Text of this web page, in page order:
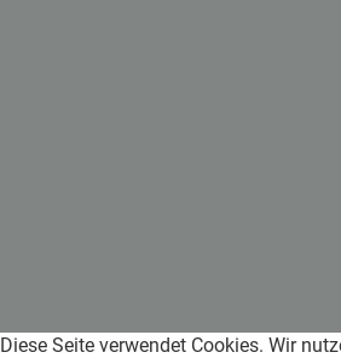
Diese Seite verwendet Cookies. Wir